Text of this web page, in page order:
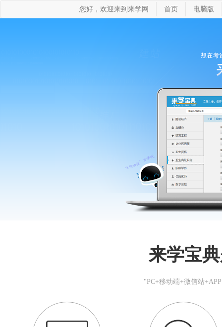
您好，欢迎来到来学网 首页 电脑版
来学宝
"PC+移动端+微信站